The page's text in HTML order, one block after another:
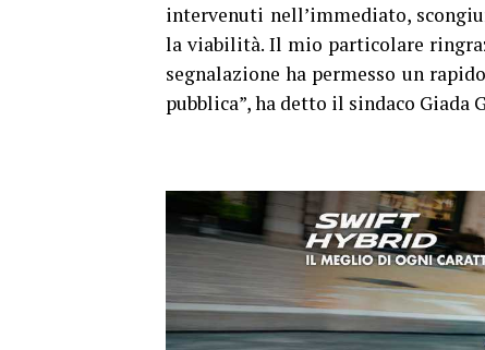
intervenuti nell’immediato,
la viabilità. Il mio particolare
segnalazione ha permesso un
pubblica”, ha detto il sindaco Giada